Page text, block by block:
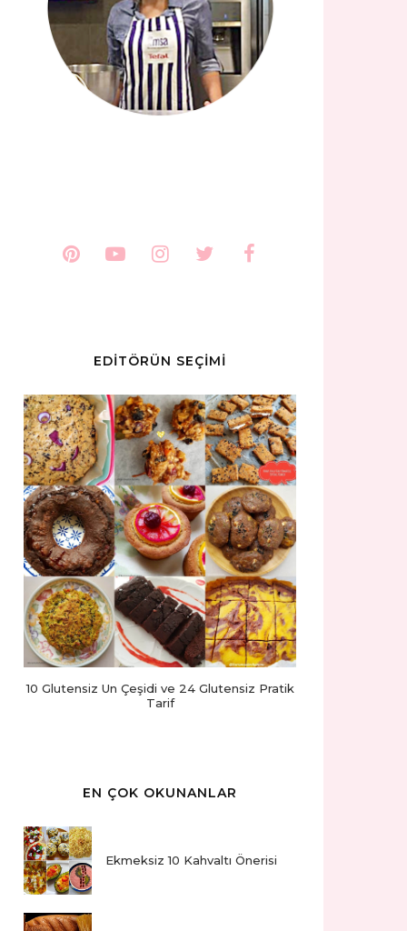
EDİTÖRÜN SEÇİMİ
10 Glutensiz Un Çeşidi ve 24 Glutensiz Pratik
Tarif
EN ÇOK OKUNANLAR
Ekmeksiz 10 Kahvaltı Önerisi